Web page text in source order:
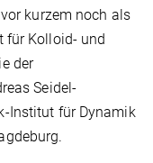
kurzem noch als
für Kolloid- und
der
Seidel-
Institut für Dynamik